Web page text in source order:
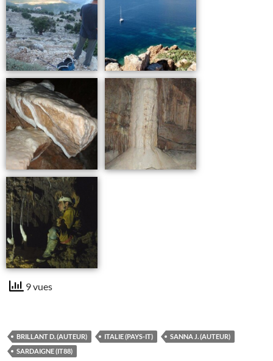
9 vues
BRILLANT D. (AUTEUR) ITALIE (PAYS-IT)
SANNA J. (AUTEUR)
SARDAIGNE (IT88)